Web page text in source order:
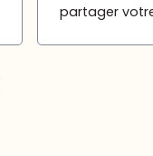
partager